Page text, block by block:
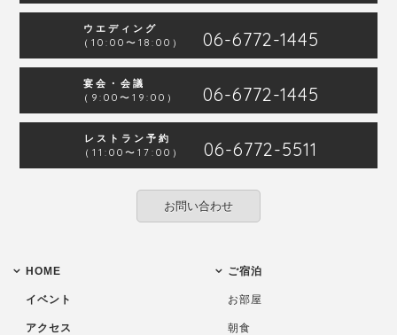
ウエディング
（10:00〜18:00）
06-6772-1445
宴会・会議
（9:00〜19:00）
06-6772-1445
レストラン予約
（11:00〜17:00）
06-6772-5511
お問い合わせ
HOME
イベント
アクセス
ご宿泊
お部屋
朝食